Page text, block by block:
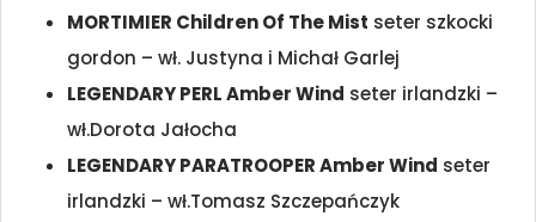
MORTIMIER Children Of The Mist seter szkocki
gordon – wł. Justyna i Michał Garlej
LEGENDARY PERL Amber Wind seter irlandzki –
wł.Dorota Jałocha
LEGENDARY PARATROOPER Amber Wind seter
irlandzki – wł.Tomasz Szczepańczyk